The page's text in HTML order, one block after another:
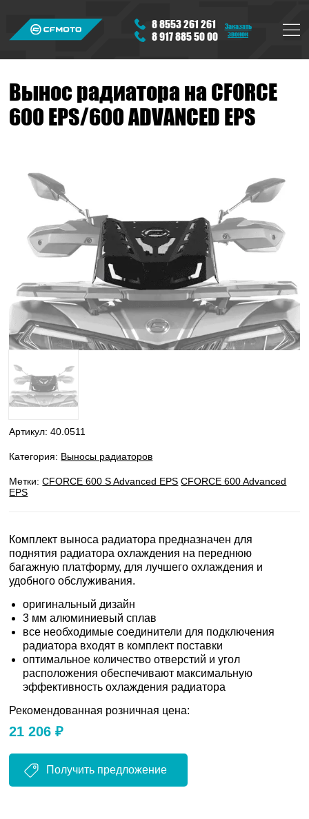
8 8553 261 261
8 917 885 50 00
Заказать
звонок
Вынос радиатора на CFORCE
600 EPS/600 ADVANCED EPS
Артикул:40.0511
Категория: Выносы радиаторов
Метки:CFORCE 600 S Advanced EPS CFORCE 600 Advanced
EPS
Комплект выноса радиатора предназначен для
поднятия радиатора охлаждения на переднюю
багажную платформу, для лучшего охлаждения и
удобного обслуживания.
оригинальный дизайн
3 мм алюминиевый сплав
все необходимые соединители для подключения
радиатора входят в комплект поставки
оптимальное количество отверстий и угол
расположения обеспечивают максимальную
эффективность охлаждения радиатора
Рекомендованная розничная цена:
21 206 ₽
Получить предложение